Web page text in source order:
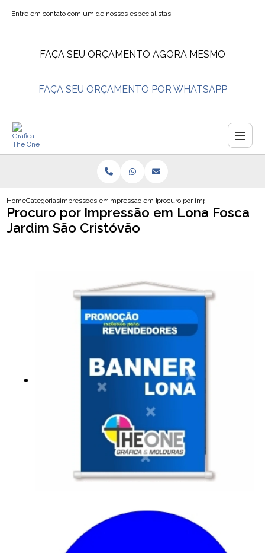
Entre em contato com um de nossos especialistas!
FAÇA SEU ORÇAMENTO AGORA MESMO
FAÇA SEU ORÇAMENTO POR WHATSAPP
HomeCategoriasimpressoes em lonaimpressao em lonaprocuro por impressao em lona
Procuro por Impressão em Lona Fosca
Jardim São Cristóvão